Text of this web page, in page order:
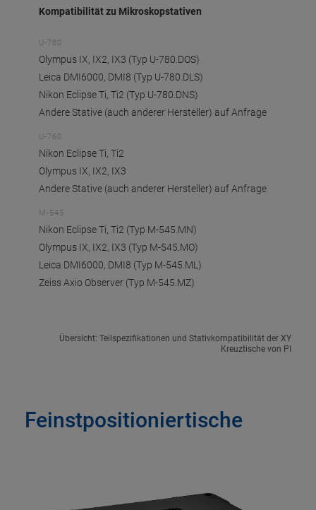
Kompatibilität zu Mikroskopstativen
U-780
Olympus IX, IX2, IX3 (Typ U-780.DOS)
Leica DMI6000, DMI8 (Typ U-780.DLS)
Nikon Eclipse Ti, Ti2 (Typ U-780.DNS)
Andere Stative (auch anderer Hersteller) auf Anfrage
U-760
Nikon Eclipse Ti, Ti2
Olympus IX, IX2, IX3
Andere Stative (auch anderer Hersteller) auf Anfrage
M-545
Nikon Eclipse Ti, Ti2 (Typ M-545.MN)
Olympus IX, IX2, IX3 (Typ M-545.MO)
Leica DMI6000, DMI8 (Typ M-545.ML)
Zeiss Axio Observer (Typ M-545.MZ)
Übersicht: Teilspezifikationen und Stativkompatibilität der XY
Kreuztische von PI
Feinstpositioniertische